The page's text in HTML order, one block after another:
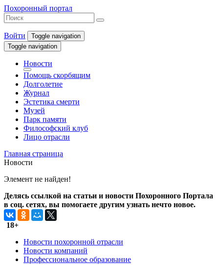
Похоронный портал
Войти
Toggle navigation
Toggle navigation
Новости
Помощь скорбящим
Долголетие
Журнал
Эстетика смерти
Музей
Парк памяти
Философский клуб
Лицо отрасли
Главная страница
Новости
Элемент не найден!
Делясь ссылкой на статьи и новости Похоронного Портала
в соц. сетях, вы помогаете другим узнать нечто новое.
18+
Новости похоронной отрасли
Новости компаний
Профессиональное образование